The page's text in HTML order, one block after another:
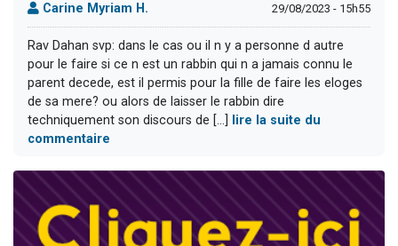
Carine Myriam H. 29/08/2023 - 15h55
Rav Dahan svp: dans le cas ou il n y a personne d autre
pour le faire si ce n est un rabbin qui n a jamais connu le
parent decede, est il permis pour la fille de faire les eloges
de sa mere? ou alors de laisser le rabbin dire
techniquement son discours de [...]
lire la suite du
commentaire